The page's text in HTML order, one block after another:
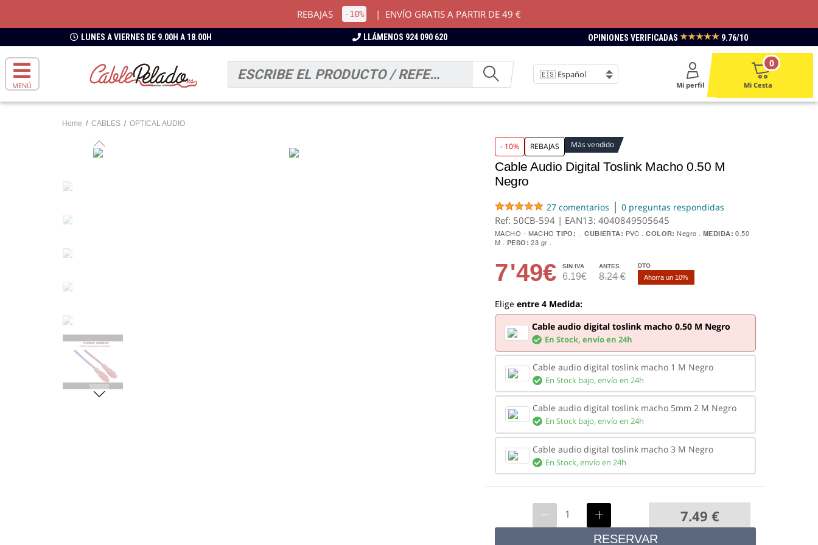
REBAJAS -10% | ENVÍO GRATIS A PARTIR DE 49 €
LUNES A VIERNES DE 9.00H A 18.00H LLÁMENOS 924 090 620 OPINIONES VERIFICADAS ★★★★★ 9.76/10
MENÚ Mi perfil Mi Cesta
0
Home / CABLES / OPTICAL AUDIO
- 10% REBAJAS Más vendido
Cable Audio Digital Toslink Macho 0.50 M
Negro
27 comentarios | 0 preguntas respondidas
Ref: 50CB-594 | EAN13: 4040849505645
MACHO - MACHO TIPO: CUBIERTA: PVC COLOR: Negro MEDIDA: 0.50
M
PESO: 23 gr
7'49€ SIN IVA
6.19€
ANTES
8.24 €
DTO
Ahorra un 10%
Elige entre 4 Medida:
Cable audio digital toslink macho 0.50 M Negro
En Stock, envío en 24h
Cable audio digital toslink macho 1 M Negro
En Stock bajo, envío en 24h
Cable audio digital toslink macho 5mm 2 M Negro
En Stock bajo, envío en 24h
Cable audio digital toslink macho 3 M Negro
En Stock, envío en 24h
7.49 €
RESERVAR